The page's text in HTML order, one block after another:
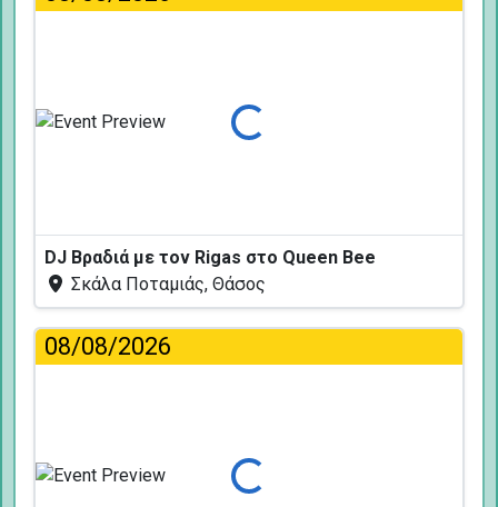
Φόρτωση...
DJ Βραδιά με τον Rigas στο Queen Bee
Σκάλα Ποταμιάς, Θάσος
08/08/2026
Φόρτωση...